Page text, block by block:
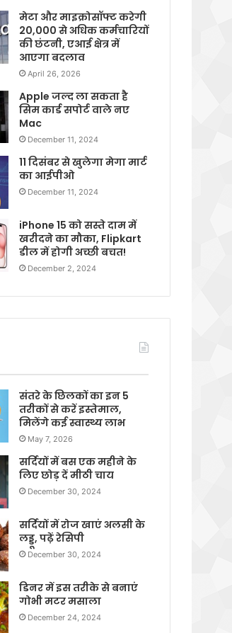
मेटा और माइक्रोसॉफ्ट करेगी
20,000 से अधिक कर्मचारियों
की छंटनी, एआई क्षेत्र में
आएगा बदलाव
April 26, 2026
Apple जल्द ला सकता है
सिम कार्ड सपोर्ट वाले नए
Mac
December 11, 2024
11 दिसंबर से खुलेगा मेगा मार्ट
का आईपीओ
December 11, 2024
iPhone 15 को सस्ते दाम में
खरीदने का मौका, Flipkart
डील में होगी अच्छी बचत!
December 2, 2024
संतरे के छिलकों का इन 5
तरीकों से करें इस्तेमाल,
मिलेंगे कई स्वास्थ्य लाभ
May 7, 2026
सर्दियों में बस एक महीने के
लिए छोड़ दें मीठी चाय
December 30, 2024
सर्दियों में रोज खाएं अलसी के
लड्डू, पढ़ें रेसिपी
December 30, 2024
डिनर में इस तरीके से बनाएं
गोभी मटर मसाला
December 24, 2024